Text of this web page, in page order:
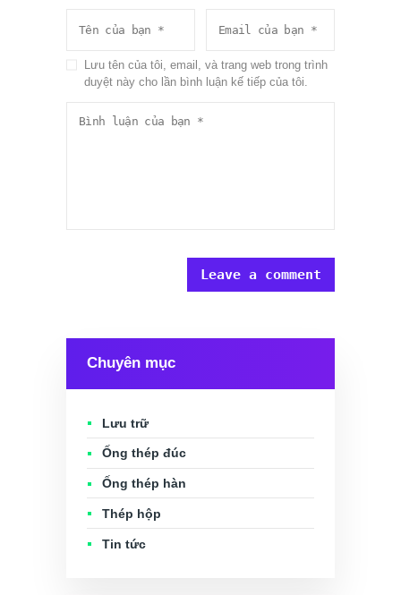
Lưu tên của tôi, email, và trang web trong trình
duyệt này cho lần bình luận kế tiếp của tôi.
Chuyên mục
Lưu trữ
Ống thép đúc
Ống thép hàn
Thép hộp
Tin tức